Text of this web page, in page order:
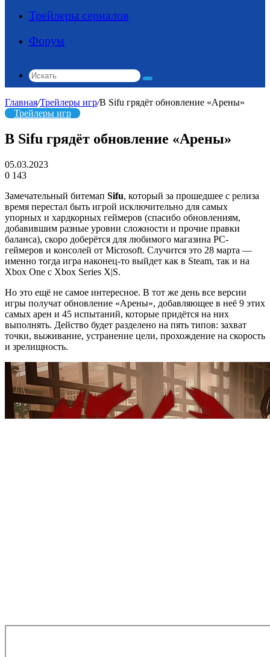
Трейлеры сериалов
Форум
Искать
Главная/Трейлеры игр/В Sifu грядёт обновление «Арены»
Трейлеры игр
В Sifu грядёт обновление «Арены»
05.03.2023
0 143
Замечательный битемап Sifu, который за прошедшее с релиза
время перестал быть игрой исключительно для самых
упорных и хардкорных геймеров (спасибо обновлениям,
добавившим разные уровни сложности и прочие правки
баланса), скоро доберётся для любимого магазина PC-
геймеров и консолей от Microsoft. Случится это 28 марта —
именно тогда игра наконец-то выйдет как в Steam, так и на
Xbox One с Xbox Series X|S.
Но это ещё не самое интересное. В тот же день все версии
игры получат обновление «Арены», добавляющее в неё 9 этих
самых арен и 45 испытаний, которые придётся на них
выполнять. Действо будет разделено на пять типов: захват
точки, выживание, устранение цели, прохождение на скорость
и зрелищность.